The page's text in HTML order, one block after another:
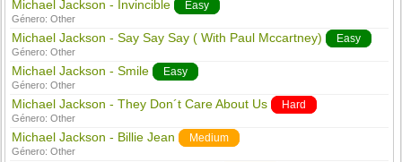
Michael Jackson - Invincible Easy
Género:Other
Michael Jackson - Say Say Say ( With Paul Mccartney) Easy
Género:Other
Michael Jackson - Smile Easy
Género:Other
Michael Jackson - They Don´t Care About Us Hard
Género:Other
Michael Jackson - Billie Jean Medium
Género:Other